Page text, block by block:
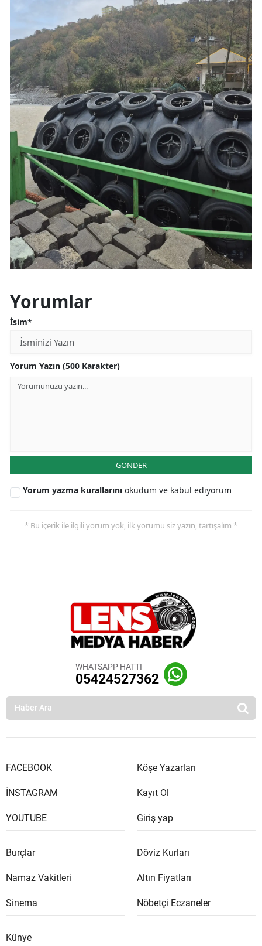
Yorumlar
İsim*
Yorum Yazın (500 Karakter)
GÖNDER
Yorum yazma kurallarını okudum ve kabul ediyorum
* Bu içerik ile ilgili yorum yok, ilk yorumu siz yazın, tartışalım *
WHATSAPP HATTI
05424527362
FACEBOOK
İNSTAGRAM
YOUTUBE
Köşe Yazarları
Kayıt Ol
Giriş yap
Burçlar
Namaz Vakitleri
Sinema
Döviz Kurları
Altın Fiyatları
Nöbetçi Eczaneler
Künye